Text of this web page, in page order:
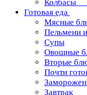
Колбасы
Готовая еда
Мясные
Пельмени
Супы
Овощные
Вторые
Почти
Завтрак